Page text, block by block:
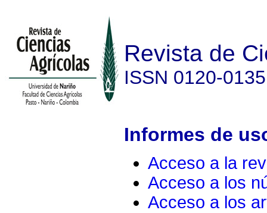
Revista de
ISSN 0120-0135
Informes de
Acceso a la
Acceso a los
Acceso a los